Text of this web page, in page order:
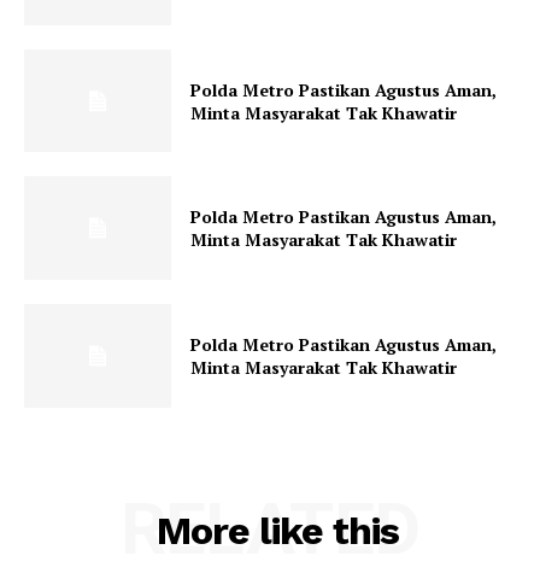
Polda Metro Pastikan Agustus Aman,
Minta Masyarakat Tak Khawatir
Polda Metro Pastikan Agustus Aman,
Minta Masyarakat Tak Khawatir
Polda Metro Pastikan Agustus Aman,
Minta Masyarakat Tak Khawatir
More like this
RELATED